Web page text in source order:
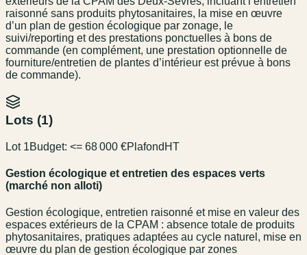
raisonné sans produits phytosanitaires, la mise en œuvre
d’un plan de gestion écologique par zonage, le
suivi/reporting et des prestations ponctuelles à bons de
commande (en complément, une prestation optionnelle de
fourniture/entretien de plantes d’intérieur est prévue à bons
de commande).
Lots (1)
Lot 1Budget: <= 68 000 €Plafond HT
Gestion écologique et entretien des espaces verts
(marché non alloti)
Gestion écologique, entretien raisonné et mise en valeur des
espaces extérieurs de la CPAM : absence totale de produits
phytosanitaires, pratiques adaptées au cycle naturel, mise en
œuvre du plan de gestion écologique par zones